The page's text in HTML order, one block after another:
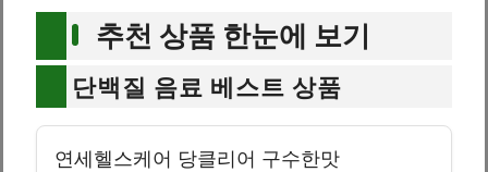
추천 상품 한눈에 보기
단백질 음료 베스트 상품
연세헬스케어 당클리어 구수한맛